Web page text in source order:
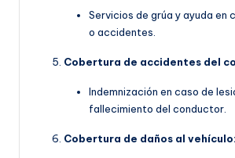
Servicios de grúa y ayuda en
o accidentes.
Cobertura de accidentes del
Indemnización en caso de
fallecimiento del conductor.
Cobertura de daños al vehículo: